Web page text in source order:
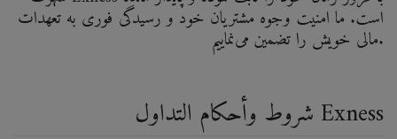
است. ما امنیت وجوه مشتریان خود و رسیدگی فوری به تعهدات
مالی خویش را تضمین می‌نماییم.
شروط وأحكام التداول Exness